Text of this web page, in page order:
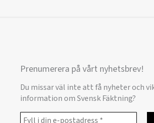
Prenumerera på vårt nyhetsbrev!
Du missar väl inte att få nyheter och
information om Svensk Fäktning?